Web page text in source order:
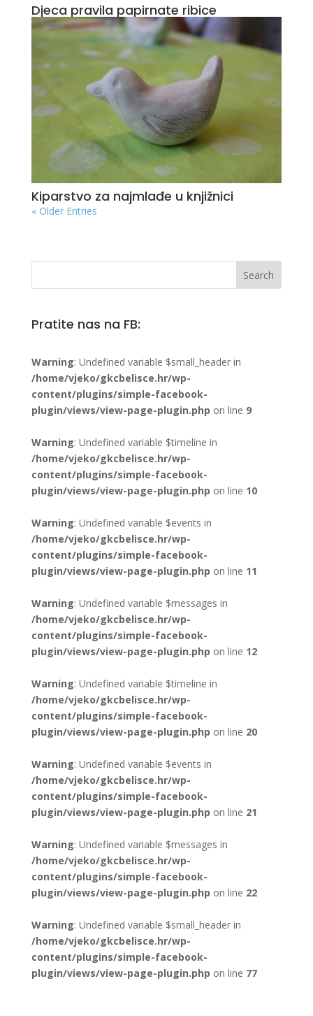
Djeca pravila papirnate ribice
Kiparstvo za najmlađe u knjižnici
« Older Entries
Pratite nas na FB:
Warning: Undefined variable $small_header in
/home/vjeko/gkcbelisce.hr/wp-
content/plugins/simple-facebook-
plugin/views/view-page-plugin.php on line 9
Warning: Undefined variable $timeline in
/home/vjeko/gkcbelisce.hr/wp-
content/plugins/simple-facebook-
plugin/views/view-page-plugin.php on line 10
Warning: Undefined variable $events in
/home/vjeko/gkcbelisce.hr/wp-
content/plugins/simple-facebook-
plugin/views/view-page-plugin.php on line 11
Warning: Undefined variable $messages in
/home/vjeko/gkcbelisce.hr/wp-
content/plugins/simple-facebook-
plugin/views/view-page-plugin.php on line 12
Warning: Undefined variable $timeline in
/home/vjeko/gkcbelisce.hr/wp-
content/plugins/simple-facebook-
plugin/views/view-page-plugin.php on line 20
Warning: Undefined variable $events in
/home/vjeko/gkcbelisce.hr/wp-
content/plugins/simple-facebook-
plugin/views/view-page-plugin.php on line 21
Warning: Undefined variable $messages in
/home/vjeko/gkcbelisce.hr/wp-
content/plugins/simple-facebook-
plugin/views/view-page-plugin.php on line 22
Warning: Undefined variable $small_header in
/home/vjeko/gkcbelisce.hr/wp-
content/plugins/simple-facebook-
plugin/views/view-page-plugin.php on line 77